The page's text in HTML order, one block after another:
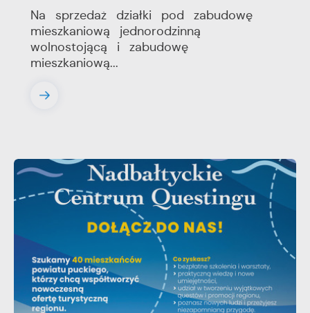
Na sprzedaż działki pod zabudowę
mieszkaniową jednorodzinną
wolnostojącą i zabudowę
mieszkaniową...